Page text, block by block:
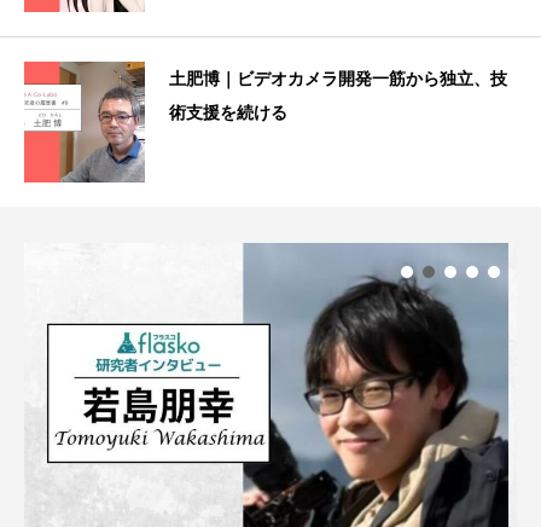
土肥博｜ビデオカメラ開発一筋から独立、技
術支援を続ける